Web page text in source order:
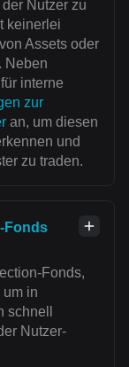
Nutzer zu
keinerlei
Assets oder
Neben
interne
zur
an, um diesen
und
zu traden.
Fonds
Fonds,
in
Nutzer-